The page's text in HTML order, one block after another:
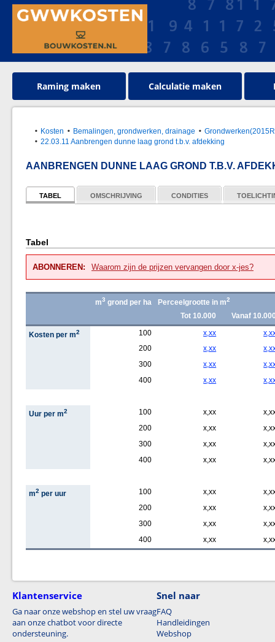
Raming maken Calculatie maken
Kosten Bemalingen, grondwerken, drainage
22.03.11 Aanbrengen dunne laag grond t.b.v. afdekking
AANBRENGEN DUNNE LAAG GROND T.B.V.
TABEL OMSCHRIJVING CONDITIES
Tabel
ABONNEREN: Waarom zijn de prijzen vervangen door x-jes?
m3 grond per ha Perceelgrootte in m2
Tot 10.000 Vanaf
Kosten per m2 100 x,xx
200
x,xx
300
x,xx
400
x,xx
Uur per m2 100 x,xx
200
x,xx
300
x,xx
400
x,xx
m2per uur 100 x,xx
200
x,xx
300
x,xx
400
x,xx
Klantenservice
Ga naar onze webshop en stel uw vraag
aan onze chatbot voor directe
ondersteuning.
Snel naar
FAQ
Handleidingen
Webshop